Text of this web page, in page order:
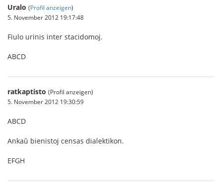
Uralo (Profil anzeigen)
5. November 2012 19:17:48
Fiulo urinis inter stacidomoj.
ABCD
ratkaptisto (Profil anzeigen)
5. November 2012 19:30:59
ABCD
Ankaŭ bienistoj censas dialektikon.
EFGH